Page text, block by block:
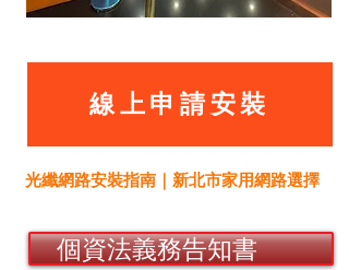
線上申請安裝
光纖網路安裝指南｜新北市家用網路選擇
個資法義務告知書